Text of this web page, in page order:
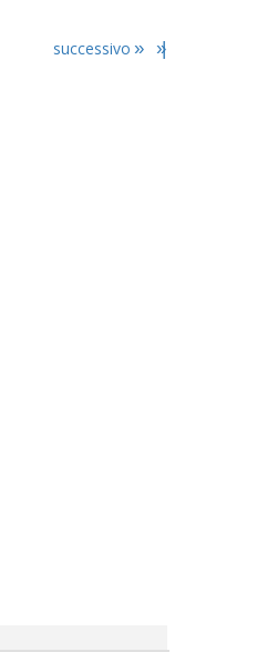
successivo » »|